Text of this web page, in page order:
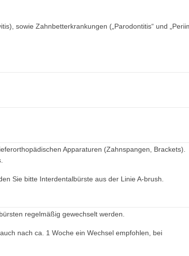
sowie Zahnbetterkrankungen („Parodontitis“ und
Apparaturen (Zahnspangen, Brackets).
Sie bitte Interdentalbürste aus der Linie A-brush.
regelmäßig gewechselt werden.
nach ca. 1 Woche ein Wechsel empfohlen, bei